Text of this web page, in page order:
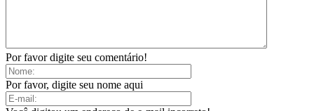
Por favor digite seu comentário!
Por favor, digite seu nome aqui